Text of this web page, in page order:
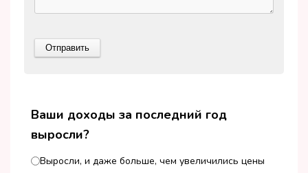
Ваши доходы за последний год
выросли?
Выросли, и даже больше, чем увеличились цены